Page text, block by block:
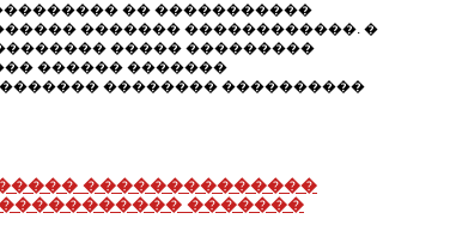
�� �����������
������� ������������. �
����� ���������
������ �������
�������� ����������
��������������
�������